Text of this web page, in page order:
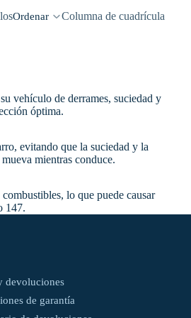
Ordenar Columna de cuadrícula
vehículo de derrames, suciedad y
óptima.
evitando que la suciedad y la
mientras conduce.
lo que puede causar
147.
devoluciones
de garantía